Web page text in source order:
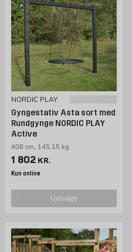
NORDIC PLAY
Gyngestativ Asta sort med
Rundgynge NORDIC PLAY
Active
408 cm, 145.15 kg
Pris 1802 kr. /stk
1 802 KR.
Kun online
udsolgt